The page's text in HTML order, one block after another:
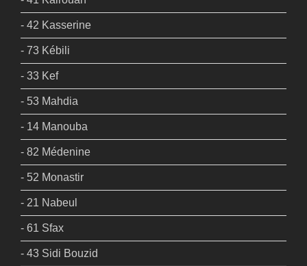
- 42 Kasserine
- 73 Kébili
- 33 Kef
- 53 Mahdia
- 14 Manouba
- 82 Médenine
- 52 Monastir
- 21 Nabeul
- 61 Sfax
- 43 Sidi Bouzid